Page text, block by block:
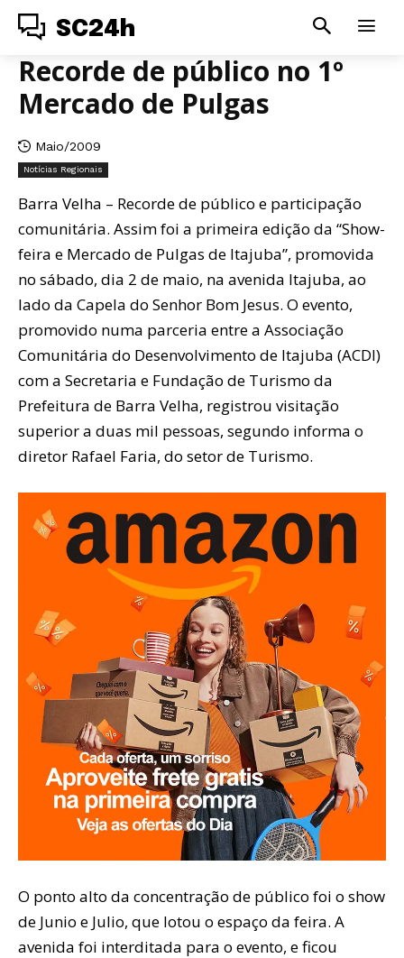
SC24h
Recorde de público no 1º
Mercado de Pulgas
Maio/2009
Notícias Regionais
Barra Velha – Recorde de público e participação
comunitária. Assim foi a primeira edição da “Show-
feira e Mercado de Pulgas de Itajuba”, promovida
no sábado, dia 2 de maio, na avenida Itajuba, ao
lado da Capela do Senhor Bom Jesus. O evento,
promovido numa parceria entre a Associação
Comunitária do Desenvolvimento de Itajuba (ACDI)
com a Secretaria e Fundação de Turismo da
Prefeitura de Barra Velha, registrou visitação
superior a duas mil pessoas, segundo informa o
diretor Rafael Faria, do setor de Turismo.
O ponto alto da concentração de público foi o show
de Junio e Julio, que lotou o espaço da feira. A
avenida foi interditada para o evento, e ficou